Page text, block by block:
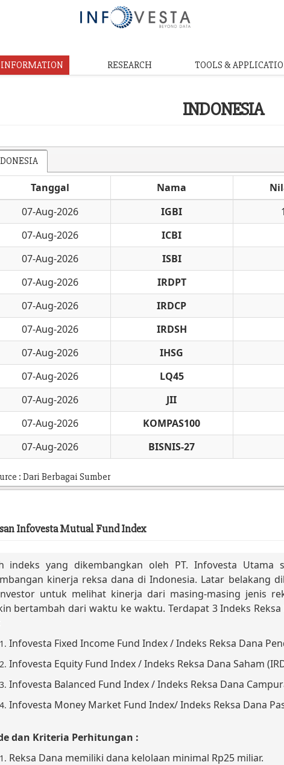
INFORMATION RESEARCH TOOLS &
INDONESIA
Tanggal Nama
07-Aug-2026
IGBI
07-Aug-2026
ICBI
07-Aug-2026
ISBI
07-Aug-2026
IRDPT
07-Aug-2026
IRDCP
07-Aug-2026
IRDSH
07-Aug-2026
IHSG
07-Aug-2026
LQ45
07-Aug-2026
JII
07-Aug-2026
KOMPAS100
07-Aug-2026
BISNIS-27
: Dari Berbagai Sumber
Infovesta Mutual Fund Index
indeks yang dikembangkan oleh PT. Infovesta
kinerja reksa dana di Indonesia. Latar belakang
untuk melihat kinerja dari masing-masing jenis
bertambah dari waktu ke waktu. Terdapat 3 Indeks
Infovesta Fixed Income Fund Index / Indeks Reksa Dana
Infovesta Equity Fund Index / Indeks Reksa Dana Saham
Infovesta Balanced Fund Index / Indeks Reksa Dana
Infovesta Money Market Fund Index/ Indeks Reksa Dana
dan Kriteria Perhitungan :
Reksa Dana memiliki dana kelolaan minimal Rp25 miliar.